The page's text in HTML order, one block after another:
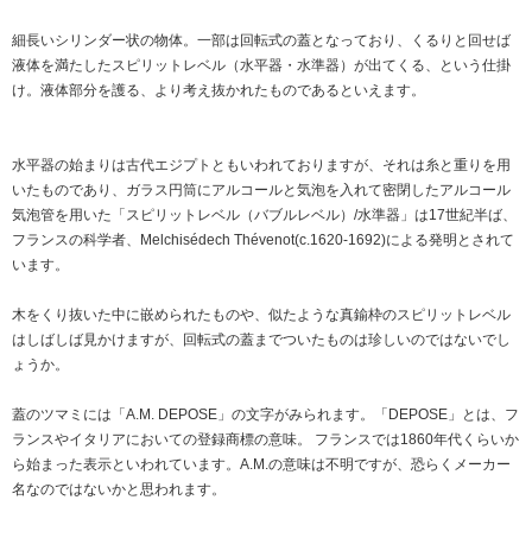
細長いシリンダー状の物体。一部は回転式の蓋となっており、くるりと回せば
液体を満たしたスピリットレベル（水平器・水準器）が出てくる、という仕掛
け。液体部分を護る、より考え抜かれたものであるといえます。
水平器の始まりは古代エジプトともいわれておりますが、それは糸と重りを用
いたものであり、ガラス円筒にアルコールと気泡を入れて密閉したアルコール
気泡管を用いた「スピリットレベル（バブルレベル）/水準器」は17世紀半ば、
フランスの科学者、Melchisédech Thévenot(c.1620-1692)による発明とされて
います。
木をくり抜いた中に嵌められたものや、似たような真鍮枠のスピリットレベル
はしばしば見かけますが、回転式の蓋までついたものは珍しいのではないでし
ょうか。
蓋のツマミには「A.M. DEPOSE」の文字がみられます。「DEPOSE」とは、フ
ランスやイタリアにおいての登録商標の意味。 フランスでは1860年代くらいか
ら始まった表示といわれています。A.M.の意味は不明ですが、恐らくメーカー
名なのではないかと思われます。